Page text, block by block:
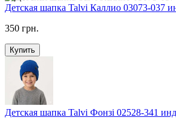
Детская шапка Talvi Каллио 03073-037
350 грн.
Купить
Детская шапка Talvi Фонзі 02528-341